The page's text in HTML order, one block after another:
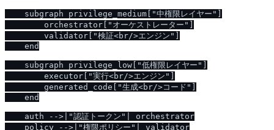
    subgraph privilege_medium["中権限レイヤー"]
        orchestrator["オーケストレーター"]
        validator["検証<br/>エンジン"]
    end
    subgraph privilege_low["低権限レイヤー"]
        executor["実行<br/>エンジン"]
        generated_code["生成<br/>コード"]
    end
    auth -->|"認証トークン"| orchestrator
    policy -->|"権限ポリシー"| validator